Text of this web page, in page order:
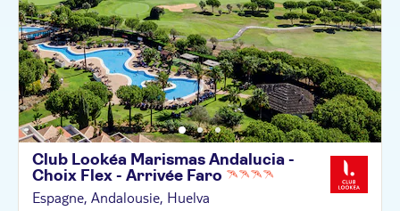
Club Lookéa Marismas Andalucia -
Choix Flex - Arrivée Faro
Espagne, Andalousie, Huelva